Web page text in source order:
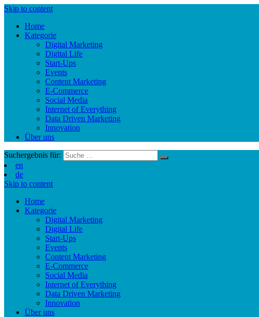
Skip to content
Home
Kategorie
Digital Marketing
Digital Life
Start-Ups
Events
Content Marketing
E-Commerce
Social Media
Internet of Everything
Data Driven Marketing
Innovation
Über uns
Suchergebnis für:
en
de
Skip to content
Home
Kategorie
Digital Marketing
Digital Life
Start-Ups
Events
Content Marketing
E-Commerce
Social Media
Internet of Everything
Data Driven Marketing
Innovation
Über uns